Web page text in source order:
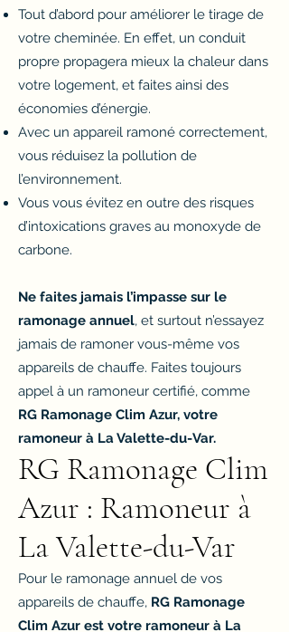
Tout d’abord pour améliorer le tirage de
votre cheminée. En effet, un conduit
propre propagera mieux la chaleur dans
votre logement, et faites ainsi des
économies d’énergie.
Avec un appareil ramoné correctement,
vous réduisez la pollution de
l’environnement.
Vous vous évitez en outre des risques
d’intoxications graves au monoxyde de
carbone.
Ne faites jamais l’impasse sur le
ramonage annuel, et surtout n’essayez
jamais de ramoner vous-même vos
appareils de chauffe. Faites toujours
appel à un ramoneur certifié, comme
RG Ramonage Clim Azur, votre
ramoneur à La Valette-du-Var.
RG Ramonage Clim
Azur : Ramoneur à
La Valette-du-Var
Pour le ramonage annuel de vos
appareils de chauffe, RG Ramonage
Clim Azur est votre ramoneur à La